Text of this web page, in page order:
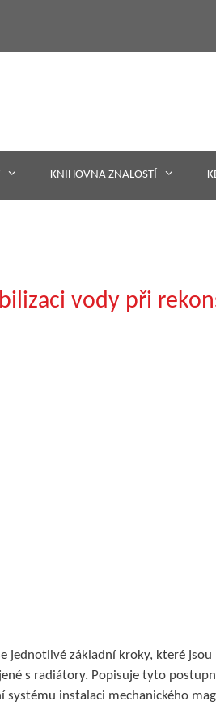
KNIHOVNA ZNALOSTÍ
vody při
jednotlivé základní kroky, které
s radiátory. Popisuje tyto
instalaci mechanického